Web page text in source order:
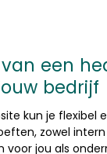
een
bedrijf
kun je flexibel
zowel intern
voor jou als